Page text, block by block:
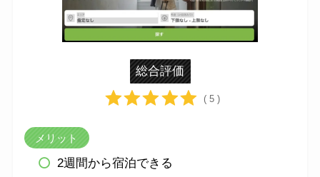
総合評価
( 5 )
メリット
2週間から宿泊できる